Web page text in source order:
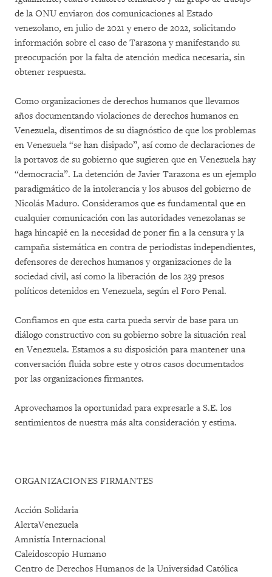
de la ONU enviaron dos comunicaciones al Estado
venezolano, en julio de 2021 y enero de 2022, solicitando
información sobre el caso de Tarazona y manifestando su
preocupación por la falta de atención medica necesaria, sin
obtener respuesta.
Como organizaciones de derechos humanos que llevamos
años documentando violaciones de derechos humanos en
Venezuela, disentimos de su diagnóstico de que los problemas
en Venezuela “se han disipado”, así como de declaraciones de
la portavoz de su gobierno que sugieren que en Venezuela hay
“democracia”. La detención de Javier Tarazona es un ejemplo
paradigmático de la intolerancia y los abusos del gobierno de
Nicolás Maduro. Consideramos que es fundamental que en
cualquier comunicación con las autoridades venezolanas se
haga hincapié en la necesidad de poner fin a la censura y la
campaña sistemática en contra de periodistas independientes,
defensores de derechos humanos y organizaciones de la
sociedad civil, así como la liberación de los 239 presos
políticos detenidos en Venezuela, según el Foro Penal.
Confiamos en que esta carta pueda servir de base para un
diálogo constructivo con su gobierno sobre la situación real
en Venezuela. Estamos a su disposición para mantener una
conversación fluida sobre este y otros casos documentados
por las organizaciones firmantes.
Aprovechamos la oportunidad para expresarle a S.E. los
sentimientos de nuestra más alta consideración y estima.
ORGANIZACIONES FIRMANTES
Acción Solidaria
AlertaVenezuela
Amnistía Internacional
Caleidoscopio Humano
Centro de Derechos Humanos de la Universidad Católica